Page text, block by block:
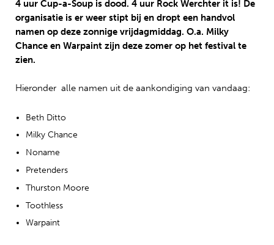
Festivalnieuws
Contact
Mijn account
Nederlands
4 uur Cup-a-Soup is dood. 4 uur Rock Werchter it is! De
organisatie is er weer stipt bij en dropt een handvol
namen op deze zonnige vrijdagmiddag. O.a. Milky
Chance en Warpaint zijn deze zomer op het festival te
zien.
Hieronder alle namen uit de aankondiging van vandaag:
Beth Ditto
Milky Chance
Noname
Pretenders
Thurston Moore
Toothless
Warpaint